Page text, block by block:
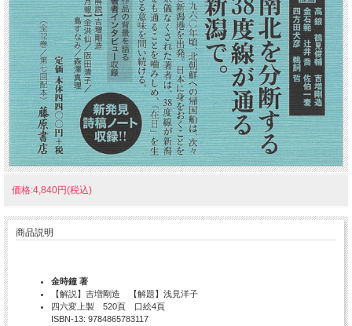
価格:4,840円(税込)
商品説明
金時鐘 著
【解説】吉増剛造 【解題】浅見洋子
四六変上製 520頁 口絵4頁
ISBN-13: 9784865783117